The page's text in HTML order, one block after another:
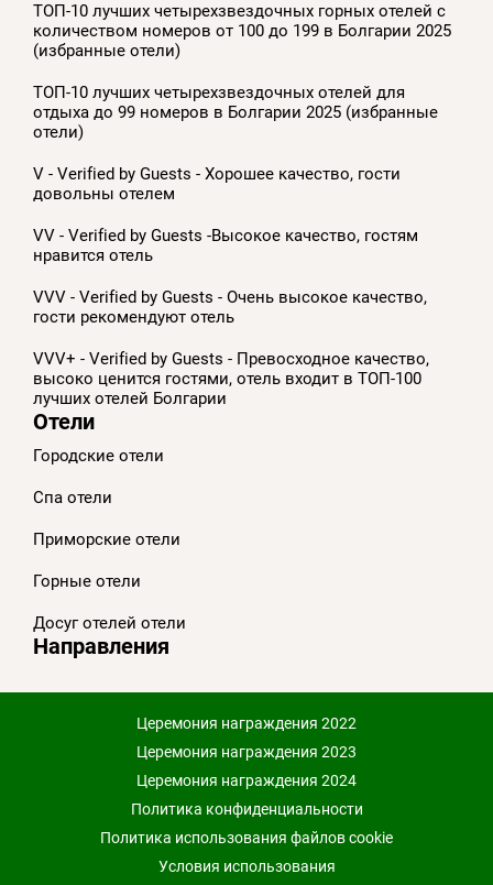
ТОП-10 лучших четырехзвездочных горных отелей с
количеством номеров от 100 до 199 в Болгарии 2025
(избранные отели)
ТОП-10 лучших четырехзвездочных отелей для
отдыха до 99 номеров в Болгарии 2025 (избранные
отели)
V - Verified by Guests - Хорошее качество, гости
довольны отелем
VV - Verified by Guests -Высокое качество, гостям
нравится отель
VVV - Verified by Guests - Очень высокое качество,
гости рекомендуют отель
VVV+ - Verified by Guests - Превосходное качество,
высоко ценится гостями, отель входит в ТОП-100
лучших отелей Болгарии
Отели
Городские отели
Спа отели
Приморскиe отели
Горные отели
Досуг отелей отели
Направления
Церемония награждения 2022
Церемония награждения 2023
Церемония награждения 2024
Политика конфиденциальности
Политика использования файлов cookie
Условия использования